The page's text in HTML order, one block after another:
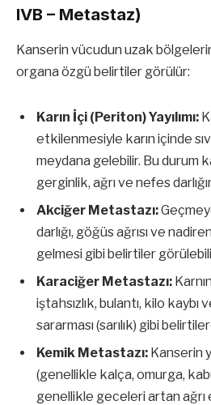
IVB – Metastaz)
Kanserin vücudun uzak bölgelerine
organa özgü belirtiler görülür:
Karın İçi (Periton) Yayılımı:
etkilenmesiyle karın içinde
meydana gelebilir. Bu durum
gerginlik, ağrı ve nefes
Akciğer Metastazı:
darlığı, göğüs ağrısı ve
gelmesi gibi belirtiler
Karaciğer Metastazı:
iştahsızlık, bulantı, kilo kaybı
sararması (sarılık) gibi
Kemik Metastazı: Kanserin
(genellikle kalça, omurga,
genellikle geceleri artan ağrı